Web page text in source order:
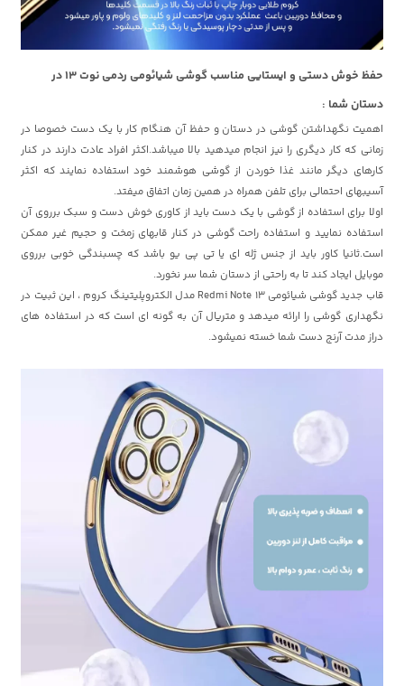
حفظ خوش دستی و ایستایی مناسب گوشی شیائومی ردمی نوت 13 در
دستان شما :
اهمیت نگهداشتن گوشی در دستان و حفظ آن هنگام کار با یک دست خصوصا در
زمانی که کار دیگری را نیز انجام میدهید بالا میباشد.اکثر افراد عادت دارند در کنار
کارهای دیگر مانند غذا خوردن از گوشی هوشمند خود استفاده نمایند که اکثر
آسیبهای احتمالی برای تلفن همراه در همین زمان اتفاق میفتد.
اولا برای استفاده از گوشی با یک دست باید از کاوری خوش دست و سبک برروی آن
استفاده نمایید و استفاده راحت گوشی در کنار قابهای زمخت و حجیم غیر ممکن
است.ثانیا کاور باید از جنس ژله ای یا تی پی یو باشد که چسبندگی خوبی برروی
موبایل ایجاد کند تا به راحتی از دستان شما سر نخورد.
قاب جدید گوشی شیائومی Redmi Note 13 مدل الکتروپلیتینگ کروم ، این ثبیت در
نگهداری گوشی را ارائه میدهد و متریال آن به گونه ای است که در استفاده های
دراز مدت آرنج دست شما خسته نمیشود.